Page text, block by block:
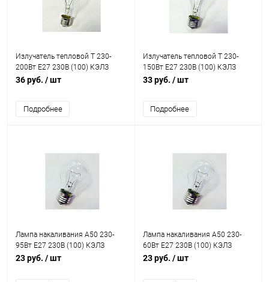
Излучатель тепловой Т 230-
200Вт E27 230В (100) КЭЛЗ
8102201
36 руб. / шт
Подробнее
Излучатель тепловой Т 230-
150Вт E27 230В (100) КЭЛЗ
8102101
33 руб. / шт
Подробнее
Лампа накаливания А50 230-
95Вт E27 230В (100) КЭЛЗ
8101502
23 руб. / шт
Лампа накаливания А50 230-
60Вт E27 230В (100) КЭЛЗ
8101302
23 руб. / шт